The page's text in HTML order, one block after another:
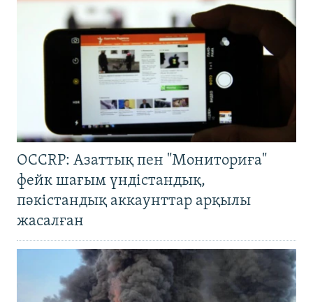
OCCRP: Азаттық пен "Мониториға"
фейк шағым үндістандық,
пәкістандық аккаунттар арқылы
жасалған